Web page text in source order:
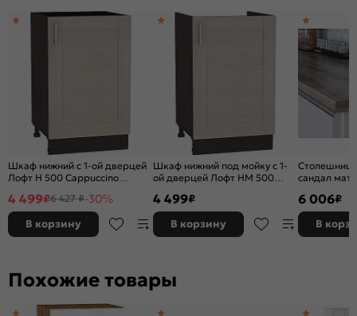
Шкаф нижний с 1-ой дверцей
Лофт Н 500 Cappuccino
4 499₽6 427 ₽-30%
В корзину
Шкаф нижний под мойку с 1-
ой дверцей Лофт НМ 500
4 499₽
В корзину
сандал
6 006₽
В
Похожие товары